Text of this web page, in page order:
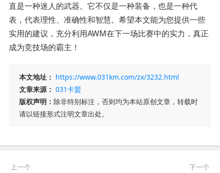
直是一种迷人的武器。它不仅是一种装备，也是一种代
表，代表理性、准确性和智慧。希望本文能为您提供一些
实用的建议，充分利用AWM在下一场比赛中的实力，真正
成为竞技场的霸主！
本文地址： https://www.031km.com/zx/3232.html
文章来源： 031卡盟
版权声明： 除非特别标注，否则均为本站原创文章，转载时
请以链接形式注明文章出处。
上一个 下一个